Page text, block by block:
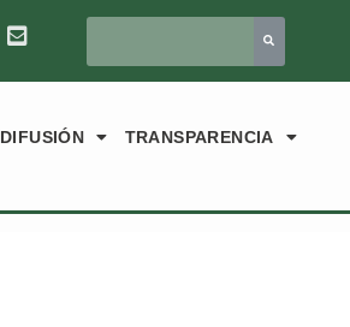
DIFUSIÓN TRANSPARENCIA